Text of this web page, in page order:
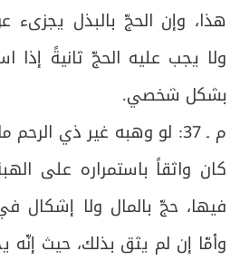
هذا، وإن الحجّ بالبذل يجزىء
ولا يجب عليه الحجّ ثانيةً إذا
بشكل شخصي.
م ـ 37: لو وهبه غير ذي الرحم
كان واثقاً باستمراره على
فيها، حجّ بالمال ولا إشكال
وأمّا إن لم يثق بذلك، حيث إنّه
ص
36 الفرع الأول: في شروط
ص37 الفرع الثاني: في النقصان
38 الفرع الثالث: في الشكّ
ص
39 الفرع الرابع: في آداب
ص
40 المبحث السادس: في